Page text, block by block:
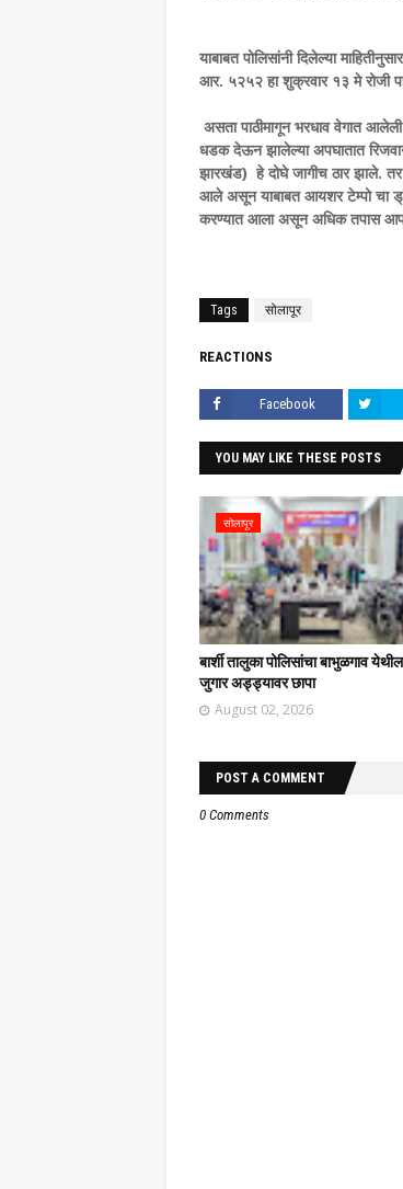
याबाबत पोलिसांनी दिलेल्या
आर. ५२५२ हा शुक्रवार १३ मे रोजी
असता पाठीमागून भरधाव वेगात
धडक देऊन झालेल्या अपघातात
झारखंड) हे दोघे जागीच ठार झाले. तर
आले असून याबाबत आयशर टेम्पो चा
करण्यात आला असून अधिक तपास
Tags सोलापूर
REACTIONS
Facebook
YOU MAY LIKE THESE POSTS
सोलापूर
बार्शी तालुका पोलिसांचा बाभुळगाव येथील
जुगार अड्ड्यावर छापा
August 02, 2026
POST A COMMENT
0 Comments